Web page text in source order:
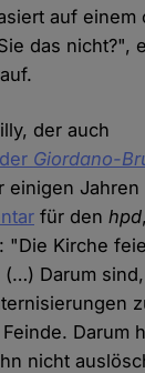
auf einem
das nicht?",
der auch
Giordano-
einigen
für denhpd
"Die Kirche
(…) Darum
Darum
nicht